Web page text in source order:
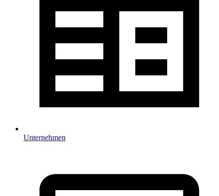
Unternehmen